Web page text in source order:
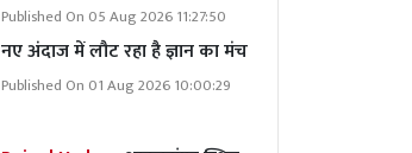
Published On 05 Aug 2026 11:27:50
नए अंदाज में लौट रहा है ज्ञान का मंच
Published On 01 Aug 2026 10:00:29